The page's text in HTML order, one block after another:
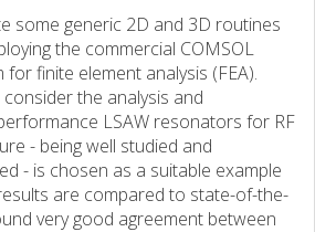
some generic 2D and 3D routines
the commercial COMSOL
finite element analysis (FEA).
the analysis and
LSAW resonators for RF
- being well studied and
- is chosen as a suitable example
are compared to state-of-the-
very good agreement between